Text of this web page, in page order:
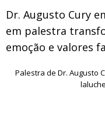
Dr. Augusto Cury
em palestra
emoção e valores
Palestra de Dr. Augusto
laluche